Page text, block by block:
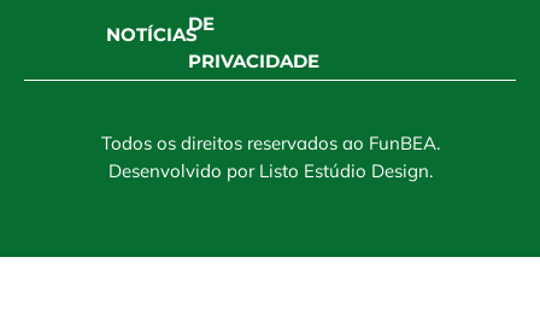
NOTÍCIASDE
PRIVACIDADE
Todos os direitos reservados ao FunBEA.
Desenvolvido por Listo Estúdio Design.